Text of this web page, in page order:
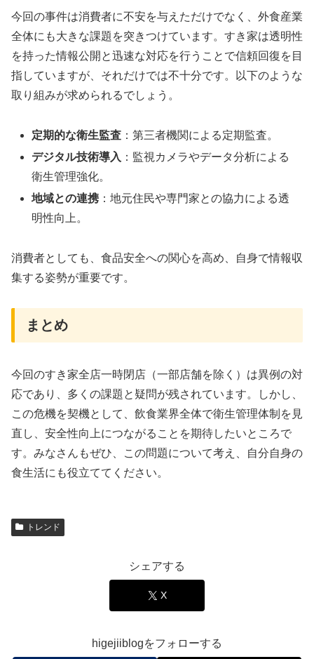
今回の事件は消費者に不安を与えただけでなく、外食産業
全体にも大きな課題を突きつけています。すき家は透明性
を持った情報公開と迅速な対応を行うことで信頼回復を目
指していますが、それだけでは不十分です。以下のような
取り組みが求められるでしょう。
定期的な衛生監査 ：第三者機関による定期監査。
デジタル技術導入 ：監視カメラやデータ分析による
衛生管理強化。
地域との連携 ：地元住民や専門家との協力による透
明性向上。
消費者としても、食品安全への関心を高め、自身で情報収
集する姿勢が重要です。
まとめ
今回のすき家全店一時閉店（一部店舗を除く）は異例の対
応であり、多くの課題と疑問が残されています。しかし、
この危機を契機として、飲食業界全体で衛生管理体制を見
直し、安全性向上につながることを期待したいところで
す。みなさんもぜひ、この問題について考え、自分自身の
食生活にも役立ててください。
トレンド
シェアする
X
higejiiblogをフォローする